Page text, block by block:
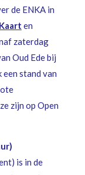
de ENKA in
en
zaterdag
Oud Ede bij
stand van
zijn op Open
is in de